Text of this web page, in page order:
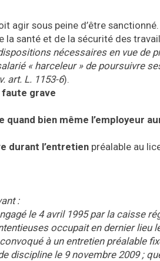
agir sous peine d’être sanctionné.
santé et de la sécurité des
nécessaires en vue de
« harceleur » de poursuivre
art. L. 1153-6).
grave
bien même l’employeur
durant l’entretien préalable au
:
le 4 avril 1995 par la caisse
occupait en dernier lieu
à un entretien préalable
discipline le 9 novembre 2009 ;